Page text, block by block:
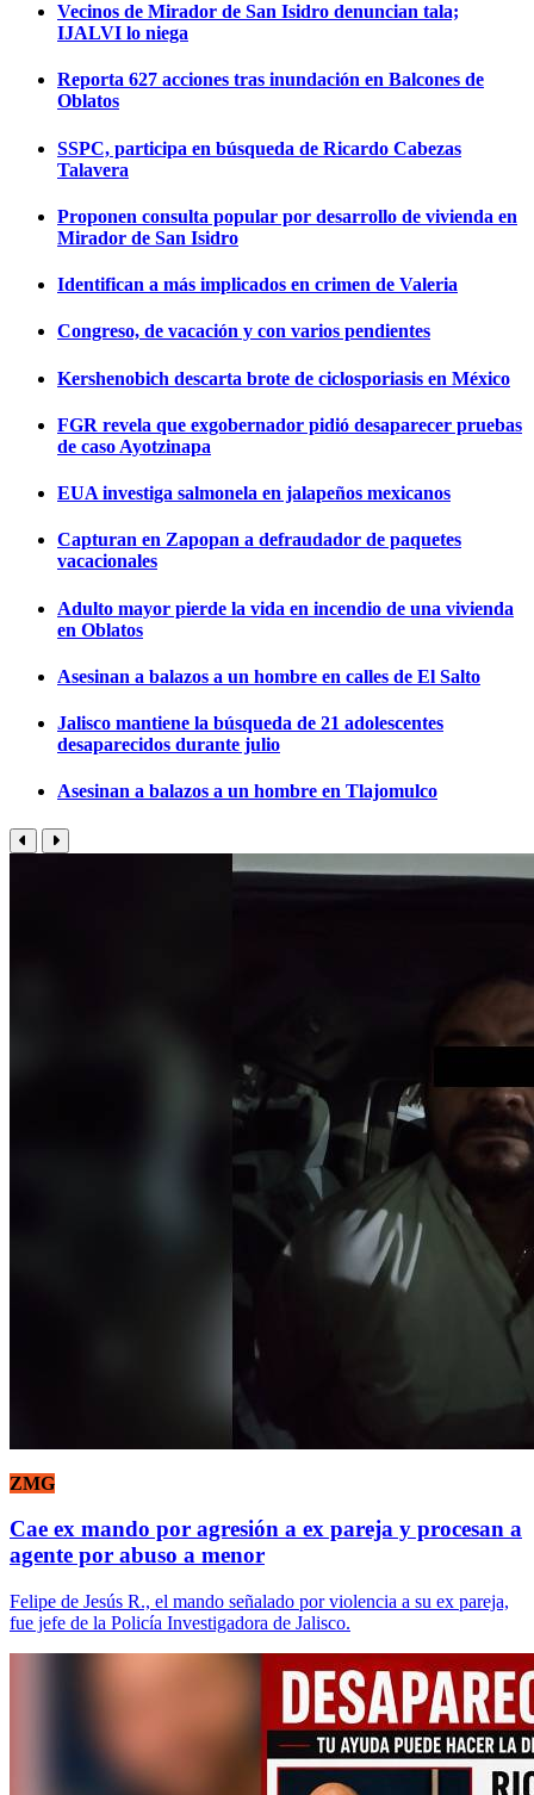
Vecinos de Mirador de San Isidro denuncian tala;
IJALVI lo niega
Reporta 627 acciones tras inundación en Balcones de
Oblatos
SSPC, participa en búsqueda de Ricardo Cabezas
Talavera
Proponen consulta popular por desarrollo de vivienda en
Mirador de San Isidro
Identifican a más implicados en crimen de Valeria
Congreso, de vacación y con varios pendientes
Kershenobich descarta brote de ciclosporiasis en México
FGR revela que exgobernador pidió desaparecer pruebas
de caso Ayotzinapa
EUA investiga salmonela en jalapeños mexicanos
Capturan en Zapopan a defraudador de paquetes
vacacionales
Adulto mayor pierde la vida en incendio de una vivienda
en Oblatos
Asesinan a balazos a un hombre en calles de El Salto
Jalisco mantiene la búsqueda de 21 adolescentes
desaparecidos durante julio
Asesinan a balazos a un hombre en Tlajomulco
ZMG
Cae ex mando por agresión a ex pareja y procesan a
agente por abuso a menor
Felipe de Jesús R., el mando señalado por violencia a su ex pareja,
fue jefe de la Policía Investigadora de Jalisco.